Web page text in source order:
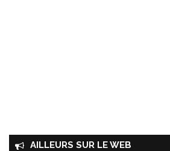
AILLEURS SUR LE WEB